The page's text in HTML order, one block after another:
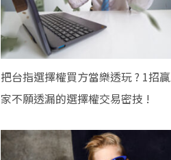
把台指選擇權買方當樂透玩 ? 1招贏
家不願透漏的選擇權交易密技 !